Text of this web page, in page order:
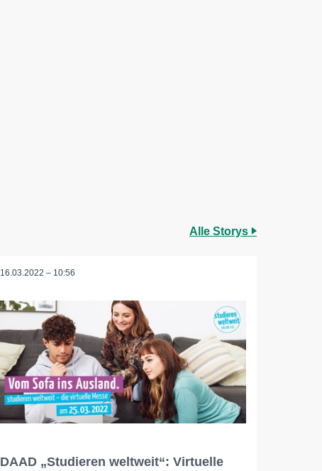
Alle Storys
16.03.2022 – 10:56
DAAD „Studieren weltweit“: Virtuelle